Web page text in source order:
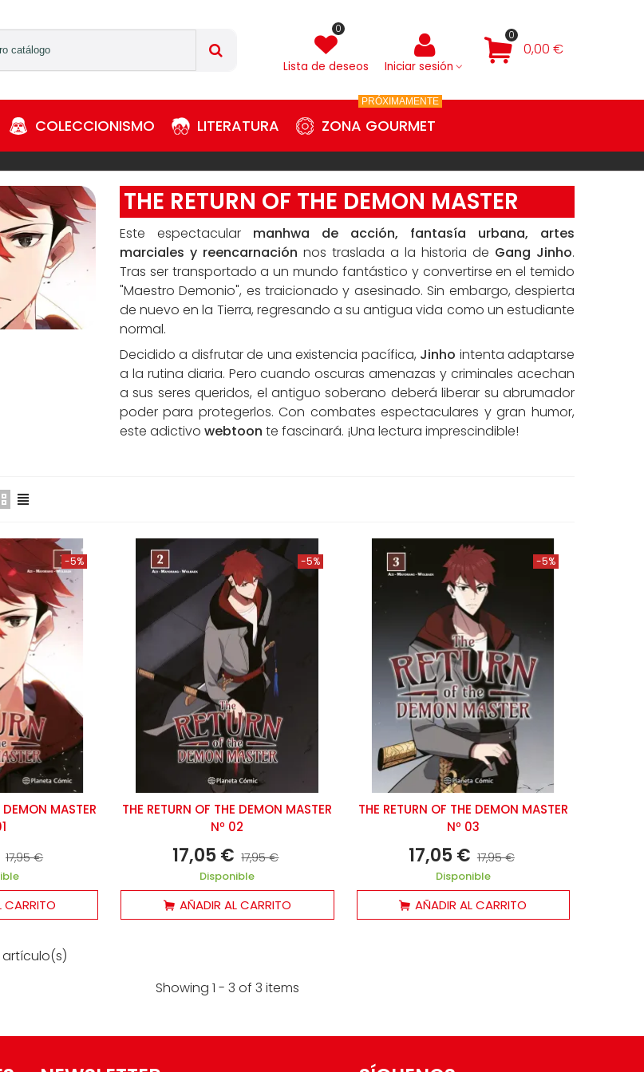
0
Lista de deseos Iniciar sesión
0
0,00 €
COLECCIONISMO LITERATURA ZONA GOURMET
PRÓXIMAMENTE
€ -5%
€ -5%
ESPOSO
€ -5%
THE RETURN OF THE DEMON MASTER
Este espectacular manhwa de acción, fantasía urbana, artes
marciales y reencarnación nos traslada a la historia de Gang Jinho.
Tras ser transportado a un mundo fantástico y convertirse en el temido
"Maestro Demonio", es traicionado y asesinado. Sin embargo, despierta
de nuevo en la Tierra, regresando a su antigua vida como un estudiante
normal.
Decidido a disfrutar de una existencia pacífica, Jinho intenta adaptarse
a la rutina diaria. Pero cuando oscuras amenazas y criminales acechan
a sus seres queridos, el antiguo soberano deberá liberar su abrumador
poder para protegerlos. Con combates espectaculares y gran humor,
este adictivo webtoon te fascinará. ¡Una lectura imprescindible!
-5%
DEMON MASTER
17,95 €
CARRITO
-5%
THE RETURN OF THE DEMON MASTER
Nº 02
17,05 € 17,95 €
Disponible
AÑADIR AL CARRITO
-5%
THE RETURN OF THE DEMON MASTER
Nº 03
17,05 € 17,95 €
Disponible
AÑADIR AL CARRITO
artículo(s)
Showing 1 - 3 of 3 items